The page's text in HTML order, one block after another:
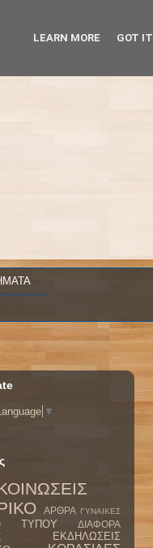
▼
ΑΡΘΡΑ ΓΥΝΑΙΚΕΣ
ΤΥΠΟΥ
ΔΙΑΦΟΡΑ
ΕΚΔΗΛΩΣΕΙΣ
LEARN MORE GOT IT